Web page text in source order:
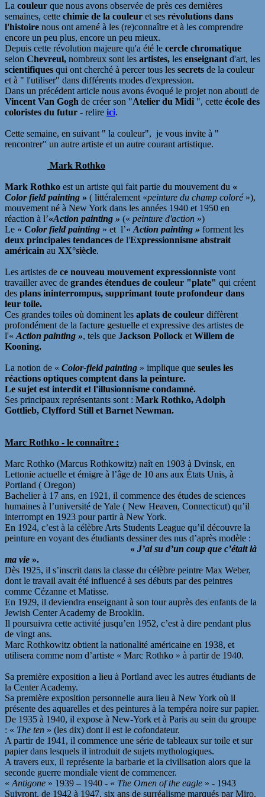
La couleur que nous avons observée de près ces dernières
semaines, cette chimie de la couleur et ses révolutions dans
l'histoire nous ont amené à les (re)connaître et à les comprendre
encore un peu plus, encore un peu mieux.
Depuis cette révolution majeure qu'a été le cercle chromatique
selon Chevreul, nombreux sont les artistes, les enseignant d'art, les
scientifiques qui ont cherché à percer tous les secrets de la couleur
et à " l'utiliser" dans différents modes d'expression.
Dans un précédent article nous avons évoqué le projet non abouti de
Vincent Van Gogh de créer son "Atelier du Midi ", cette école des
coloristes du futur - relire ici.
Cette semaine, en suivant " la couleur", je vous invite à "
rencontrer" un autre artiste et un autre courant artistique.
Mark Rothko
Mark Rothko est un artiste qui fait partie du mouvement du «
Color field painting » ( littéralement «peinture du champ coloré»),
mouvement né à New York dans les années 1940 et 1950 en
réaction à l’«Action painting » (« peinture d'action »)
Le « Color field painting » et l’« Action painting » forment les
deux principales tendances de l'Expressionnisme abstrait
américain au XX°siècle.
Les artistes de ce nouveau mouvement expressionniste vont
travailler avec de grandes étendues de couleur "plate" qui créent
des plans ininterrompus, supprimant toute profondeur dans
leur toile.
Ces grandes toiles où dominent les aplats de couleur diffèrent
profondément de la facture gestuelle et expressive des artistes de
l'« Action painting », tels que Jackson Pollock et Willem de
Kooning.
La notion de « Color-field painting » implique que seules les
réactions optiques comptent dans la peinture.
Le sujet est interdit et l'illusionnisme condamné.
Ses principaux représentants sont : Mark Rothko, Adolph
Gottlieb, Clyfford Still et Barnet Newman.
Marc Rothko - le connaître :
Marc Rothko (Marcus Rothkowitz) naît en 1903 à Dvinsk, en
Lettonie actuelle et émigre à l’âge de 10 ans aux États Unis, à
Portland ( Oregon)
Bachelier à 17 ans, en 1921, il commence des études de sciences
humaines à l’université de Yale ( New Heaven, Connecticut) qu’il
interrompt en 1923 pour partir à New York.
En 1924, c’est à la célèbre Arts Students League qu’il découvre la
peinture en voyant des étudiants dessiner des nus d’après modèle :
« J’ai su d’un coup que c’était là
ma vie ».
Dès 1925, il s’inscrit dans la classe du célèbre peintre Max Weber,
dont le travail avait été influencé à ses débuts par des peintres
comme Cézanne et Matisse.
En 1929, il deviendra enseignant à son tour auprès des enfants de la
Jewish Center Academy de Brooklin.
Il poursuivra cette activité jusqu’en 1952, c’est à dire pendant plus
de vingt ans.
Marc Rothkowitz obtient la nationalité américaine en 1938, et
utilisera comme nom d’artiste « Marc Rothko » à partir de 1940.
Sa première exposition a lieu à Portland avec les autres étudiants de
la Center Academy.
Sa première exposition personnelle aura lieu à New York où il
présente des aquarelles et des peintures à la tempéra noire sur papier.
De 1935 à 1940, il expose à New-York et à Paris au sein du groupe
: « The ten » (les dix) dont il est le cofondateur.
A partir de 1941, il commence une série de tableaux sur toile et sur
papier dans lesquels il introduit de sujets mythologiques.
A travers eux, il représente la barbarie et la civilisation alors que la
seconde guerre mondiale vient de commencer.
« Antigone » 1939 – 1940 - « The Omen of the eagle » - 1943
Suivront, de 1942 à 1947, six ans de surréalisme marqués par Miro.